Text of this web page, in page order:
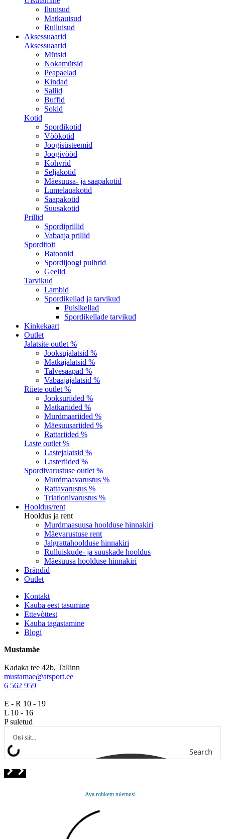
Iluuisud
Matkauisud
Rulluisud
Aksessuaarid
Aksessuaarid
Mütsid
Nokamütsid
Peapaelad
Kindad
Sallid
Buffid
Sokid
Kotid
Spordikotid
Vöökotid
Joogisüsteemid
Joogivööd
Kohvrid
Seljakotid
Mäesuusa- ja saapakotid
Lumelauakotid
Saapakotid
Suusakotid
Prillid
Spordiprillid
Vabaaja prillid
Sporditoit
Batoonid
Spordijoogi pulbrid
Geelid
Tarvikud
Lambid
Spordikellad ja tarvikud
Pulsikellad
Spordikellade tarvikud
Kinkekaart
Outlet
Jalatsite outlet %
Jooksujalatsid %
Matkajalatsid %
Talvesaapad %
Vabaajajalatsid %
Riiete outlet %
Jooksuriided %
Matkariided %
Murdmaariided %
Mäesuusariided %
Rattariided %
Laste outlet %
Lastejalatsid %
Lasteriided %
Spordivarustuse outlet %
Murdmaavarustus %
Rattavarustus %
Triatlonivarustus %
Hooldus/rent
Hooldus ja rent
Murdmaasuusa hoolduse hinnakiri
Mäevarustuse rent
Jalgrattahoolduse hinnakiri
Rulluiskude- ja suuskade hooldus
Mäesuusa hoolduse hinnakiri
Brändid
Outlet
Kontakt
Kauba eest tasumine
Ettevõttest
Kauba tagastamine
Blogi
Mustamäe
Kadaka tee 42b, Tallinn
mustamae@atsport.ee
6 562 959
E - R 10 - 19
L 10 - 16
P suletud
Search
Ava rohkem tulemusi...